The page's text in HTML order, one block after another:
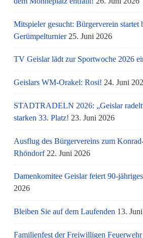
Mitspieler gesucht: Bürgerverein startet
Gerümpelturnier 25. Juni 2026
TV Geislar lädt zur Sportwoche 2026
Geislars WM-Orakel: Rosi! 24. Juni
STADTRADELN 2026: „Geislar
starken 33. Platz! 23. Juni 2026
Ausflug des Bürgervereins zum
Rhöndorf 22. Juni 2026
Damenkomitee Geislar feiert 90-
2026
Bleiben Sie auf dem Laufenden 13.
Familienfest der Freiwilligen